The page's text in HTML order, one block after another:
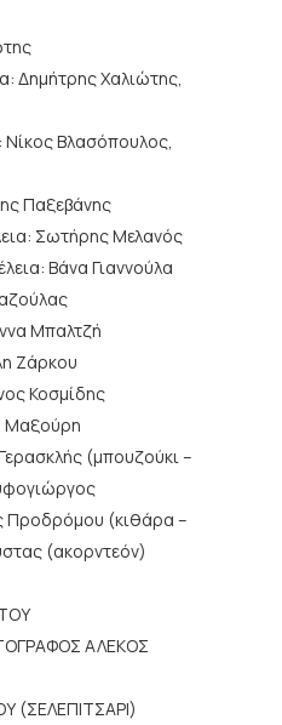
Δημήτρης Χαλιώτης,
Βλασόπουλος,
Παξεβάνης
Σωτήρης Μελανός
Βάνα Γιαννούλα
Μπαλτζή
Ζάρκου
Κοσμίδης
Μαξούρη
(μπουζούκι –
Προδρόμου (κιθάρα –
(ακορντεόν)
ΑΛΕΚΟΣ
(ΣΕΛΕΠΙΤΣΑΡΙ)